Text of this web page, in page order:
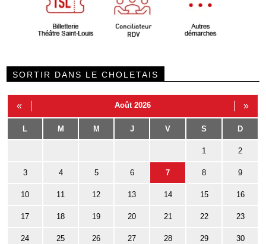
SORTIR DANS LE CHOLETAIS
« Août 2026 »
L M M J V S D
1 2
3 4 5 6 7 8 9
10 11 12 13 14 15 16
17 18 19 20 21 22 23
24 25 26 27 28 29 30